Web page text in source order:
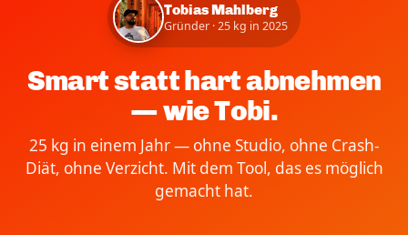
Tobias Mahlberg
Gründer · 25 kg in 2025
Smart statt hart abnehmen
— wie Tobi.
25 kg in einem Jahr — ohne Studio, ohne Crash-
Diät, ohne Verzicht. Mit dem Tool, das es möglich
gemacht hat.